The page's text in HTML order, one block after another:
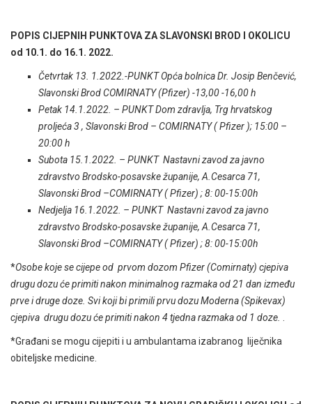
POPIS CIJEPNIH PUNKTOVA ZA SLAVONSKI BROD I OKOLICU
od 10.1. do 16.1. 2022.
Četvrtak 13. 1.2022.-PUNKT Opća bolnica Dr. Josip Benčević,
Slavonski Brod COMIRNATY (Pfizer) -13,00 -16,00 h
Petak 14.1.2022. – PUNKT Dom zdravlja, Trg hrvatskog
proljeća 3 , Slavonski Brod – COMIRNATY ( Pfizer ); 15:00 –
20:00 h
Subota 15.1.2022. – PUNKT Nastavni zavod za javno
zdravstvo Brodsko-posavske županije, A.Cesarca 71,
Slavonski Brod –COMIRNATY ( Pfizer) ; 8: 00-15:00h
Nedjelja 16.1.2022. – PUNKT Nastavni zavod za javno
zdravstvo Brodsko-posavske županije, A.Cesarca 71,
Slavonski Brod –COMIRNATY ( Pfizer) ; 8: 00-15:00h
*Osobe koje se cijepe od prvom dozom Pfizer (Comirnaty) cjepiva
drugu dozu će primiti nakon minimalnog razmaka od 21 dan između
prve i druge doze. Svi koji bi primili prvu dozu Moderna (Spikevax)
cjepiva drugu dozu će primiti nakon 4 tjedna razmaka od 1 doze.
*Građani se mogu cijepiti i u ambulantama izabranog liječnika
obiteljske medicine.